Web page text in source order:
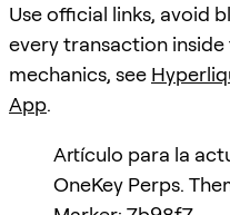
Use official links, avoid
every transaction
mechanics, see
App.
Artículo para la
OneKey Perps.